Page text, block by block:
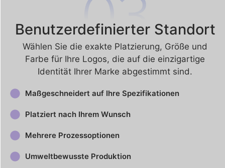
Benutzerdefinierter Standort
Wählen Sie die exakte Platzierung, Größe und
Farbe für Ihre Logos, die auf die einzigartige
Identität Ihrer Marke abgestimmt sind.
Maßgeschneidert auf Ihre Spezifikationen
Platziert nach Ihrem Wunsch
Mehrere Prozessoptionen
Umweltbewusste Produktion